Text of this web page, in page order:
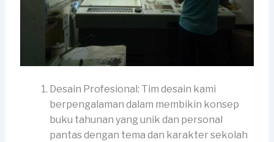
Desain Profesional: Tim desain kami
berpengalaman dalam membikin konsep
buku tahunan yang unik dan personal
pantas dengan tema dan karakter sekolah